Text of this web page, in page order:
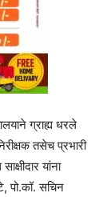
ग्राह्य धरले
तसेच प्रभारी
यांना
पो.कॉ. सचिन